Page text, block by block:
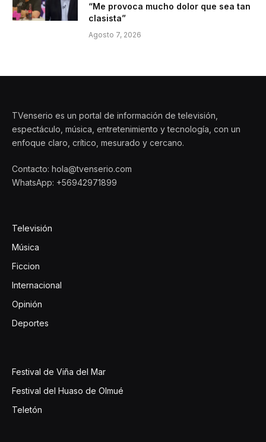
“Me provoca mucho dolor que sea tan
clasista”
Agosto 7, 2026
TVenserio es un portal de información de televisión,
espectáculo, música, entretenimiento y tecnología, con un
enfoque claro, crítico, mesurado y cercano.
Contacto: hola@tvenserio.com
WhatsApp: +56942971899
Televisión
Música
Ficcion
Internacional
Opinión
Deportes
Festival de Viña del Mar
Festival del Huaso de Olmué
Teletón